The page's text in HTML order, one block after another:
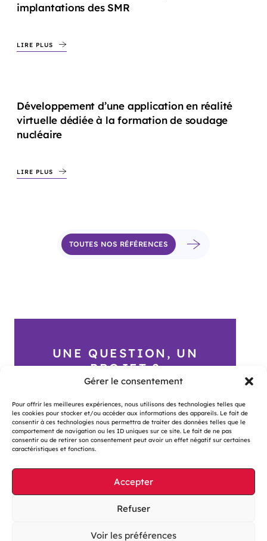
Gérer le consentement
Pour offrir les meilleures expériences, nous utilisons des technologies telles que
les cookies pour stocker et/ou accéder aux informations des appareils. Le fait de
consentir à ces technologies nous permettra de traiter des données telles que le
comportement de navigation ou les ID uniques sur ce site. Le fait de ne pas
consentir ou de retirer son consentement peut avoir un effet négatif sur certaines
caractéristiques et fonctions.
Accepter
Refuser
Voir les préférences
implantations des SMR
LIRE PLUS
Développement d’une application en réalité
virtuelle dédiée à la formation de soudage
nucléaire
LIRE PLUS
TOUTES NOS RÉFÉRENCES
UNE QUESTION, UN
PROJET ?
Gestion des cookies
Mentions légales